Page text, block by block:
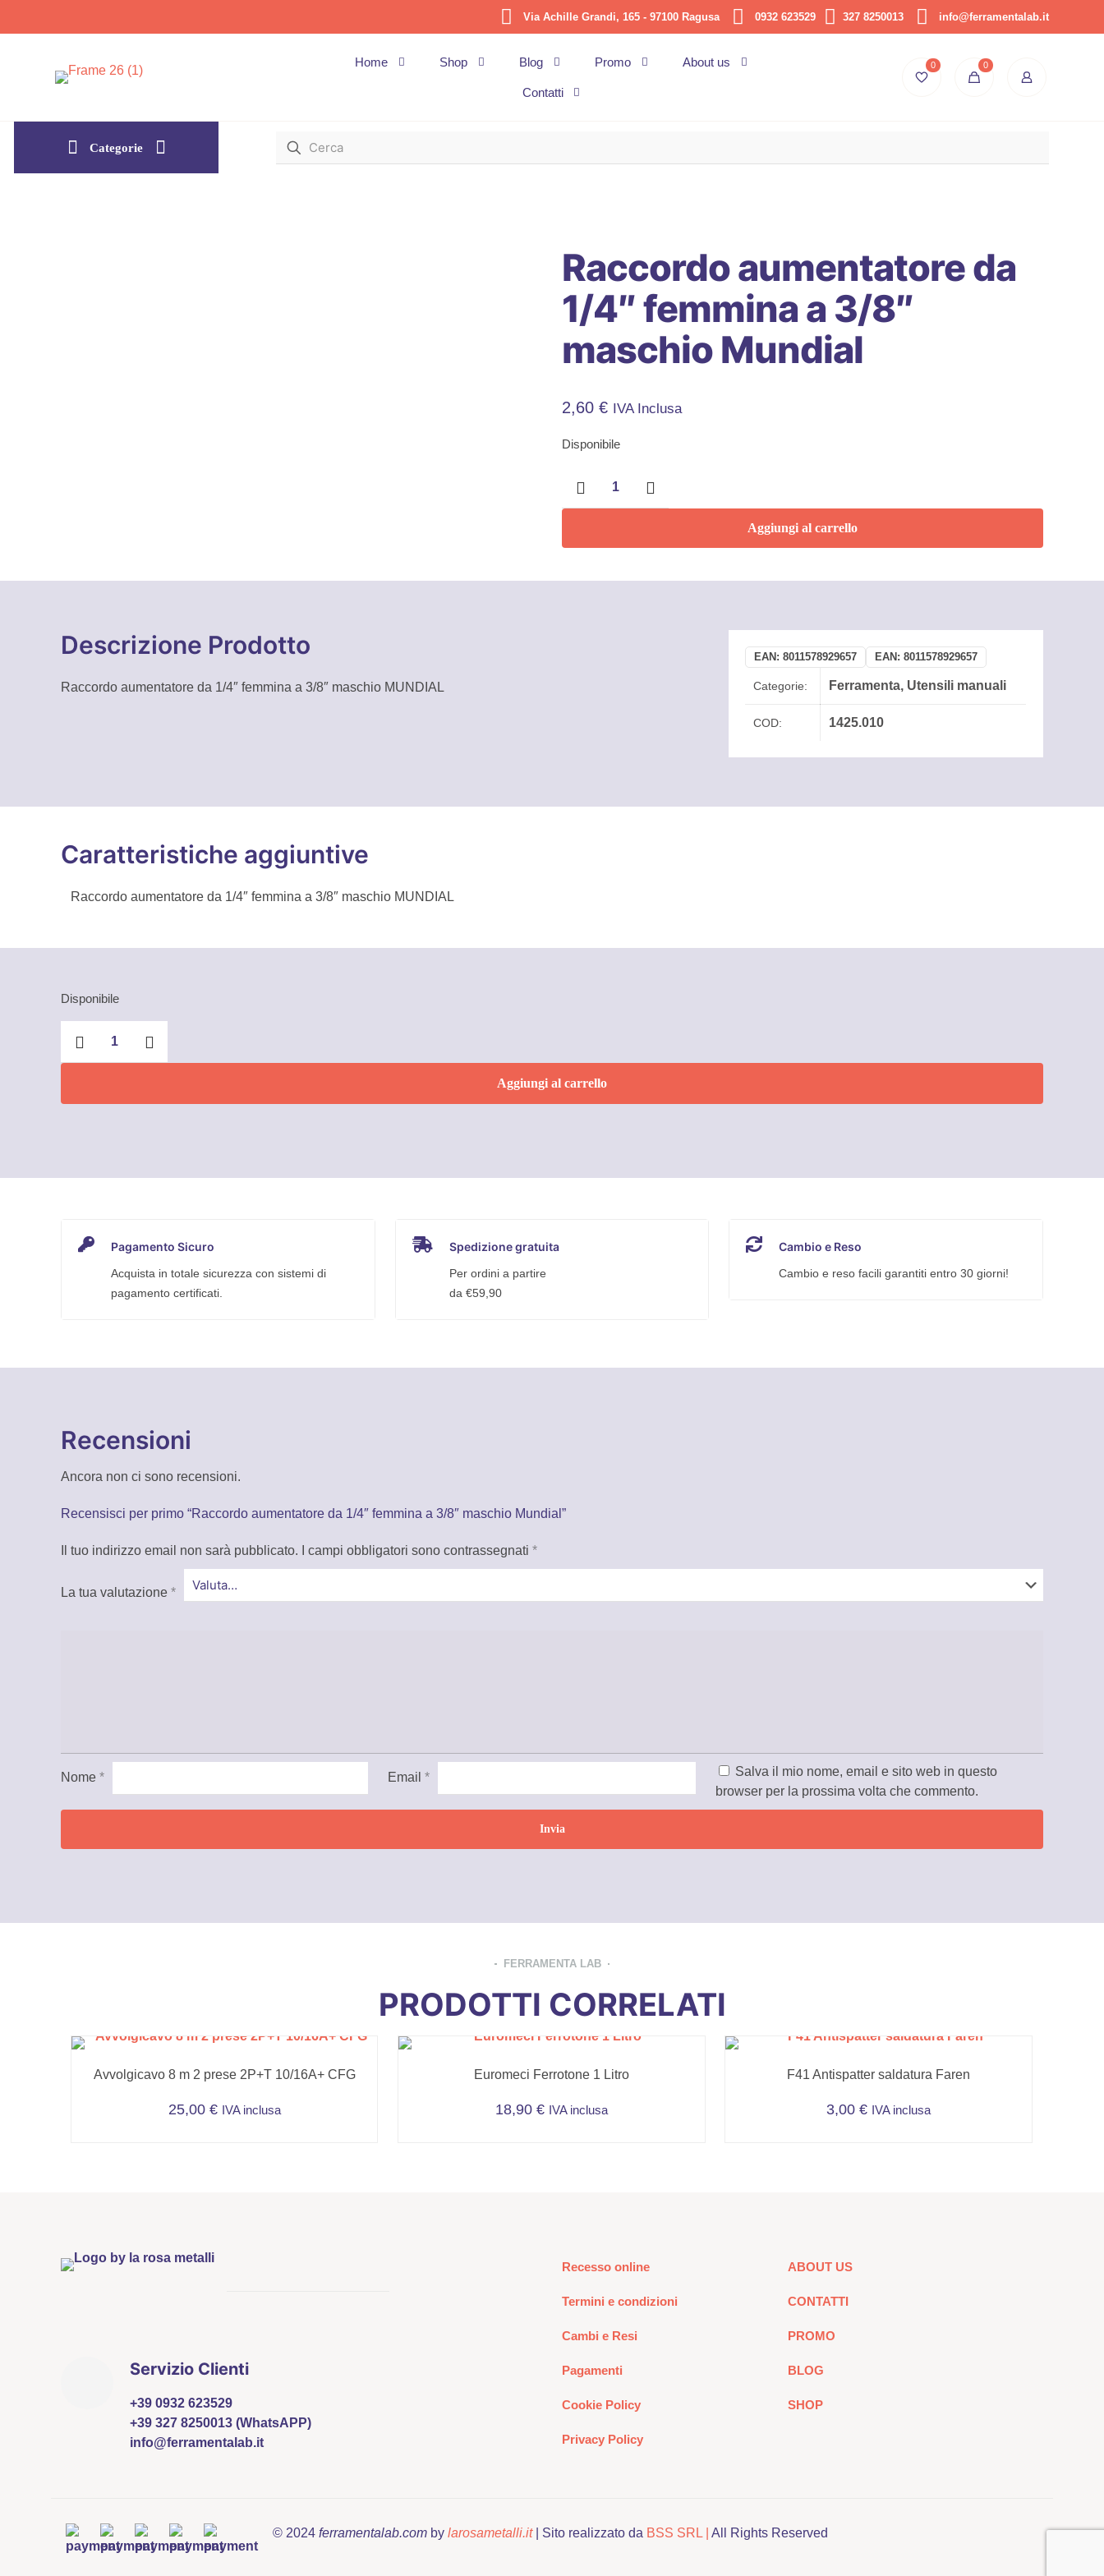
Via Achille Grandi, 165 - 97100 Ragusa 0932 623529 327 8250013 info@ferramentalab.it
Home Shop Blog Promo About us
Contatti
0 0
Categorie
Raccordo aumentatore da
1/4″ femmina a 3/8″
maschio Mundial
2,60 € IVA Inclusa
Disponibile
aumentatore
da
Aggiungi al carrello
Descrizione Prodotto
Raccordo aumentatore da 1/4″ femmina a 3/8″ maschio MUNDIAL
EAN:8011578929657 EAN:8011578929657
Categorie: Ferramenta, Utensili manuali
COD: 1425.010
Caratteristiche aggiuntive
Raccordo aumentatore da 1/4″ femmina a 3/8″ maschio MUNDIAL
Disponibile
aumentatore
da
femmina
Aggiungi al carrello
Pagamento Sicuro
Acquista in totale sicurezza con sistemi di
pagamento certificati.
Spedizione gratuita
Per ordini a partire
da €59,90
Cambio e Reso
Cambio e reso facili garantiti entro 30 giorni!
Recensioni
Ancora non ci sono recensioni.
Recensisci per primo “Raccordo aumentatore da 1/4″ femmina a 3/8″ maschio Mundial”
Il tuo indirizzo email non sarà pubblicato. I campi obbligatori sono contrassegnati *
La tua valutazione *
Nome * Email*
Salva il mio nome, email e sito web in questo
browser per la prossima volta che commento.
FERRAMENTA LAB
PRODOTTI CORRELATI
Avvolgicavo 8 m 2 prese 2P+T 10/16A+ CFG
25,00 € IVA inclusa
Euromeci Ferrotone 1 Litro
18,90 € IVA inclusa
F41 Antispatter saldatura Faren
3,00€ IVA inclusa
Servizio Clienti
+39 0932 623529
+39 327 8250013 (WhatsAPP)
info@ferramentalab.it
Recesso online
Termini e condizioni
Cambi e Resi
Pagamenti
Cookie Policy
Privacy Policy
ABOUT US
CONTATTI
PROMO
BLOG
SHOP
© 2024 ferramentalab.com by larosametalli.it| Sito realizzato da BSS SRL | All Rights Reserved